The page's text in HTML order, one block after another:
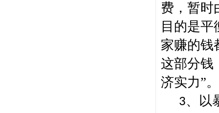
费，暂时
目的是
家赚的钱
这部分钱
济实力”。
3、 以